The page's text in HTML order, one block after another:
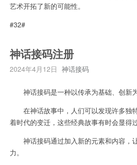
艺术开拓了新的可能性。
#32#
神话接码注册
2024年4月12日 神话接码
神话接码是一种以传承为基础、创新为
在神话故事中，人们可以发现许多独
着时代的变迁，这些经典故事有时会显得
神话接码通过加入新的元素和内容，
力。